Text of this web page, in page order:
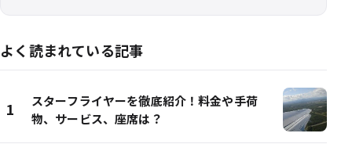
よく読まれている記事
1
スターフライヤーを徹底紹介！料金や手荷
物、サービス、座席は？